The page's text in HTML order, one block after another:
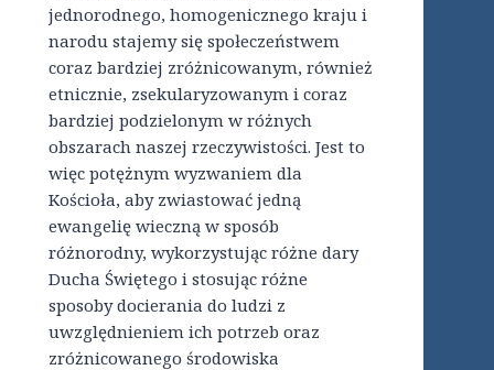
jednorodnego, homogenicznego kraju i
narodu stajemy się społeczeństwem
coraz bardziej zróżnicowanym, również
etnicznie, zsekularyzowanym i coraz
bardziej podzielonym w różnych
obszarach naszej rzeczywistości. Jest to
więc potężnym wyzwaniem dla
Kościoła, aby zwiastować jedną
ewangelię wieczną w sposób
różnorodny, wykorzystując różne dary
Ducha Świętego i stosując różne
sposoby docierania do ludzi z
uwzględnieniem ich potrzeb oraz
zróżnicowanego środowiska